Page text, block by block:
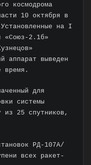
космодрома
10 октября в
на I
«Союз-2.1б»
аппарат выведен
время.
для
системы
из 25 спутников,
РД-107А/
всех ракет-